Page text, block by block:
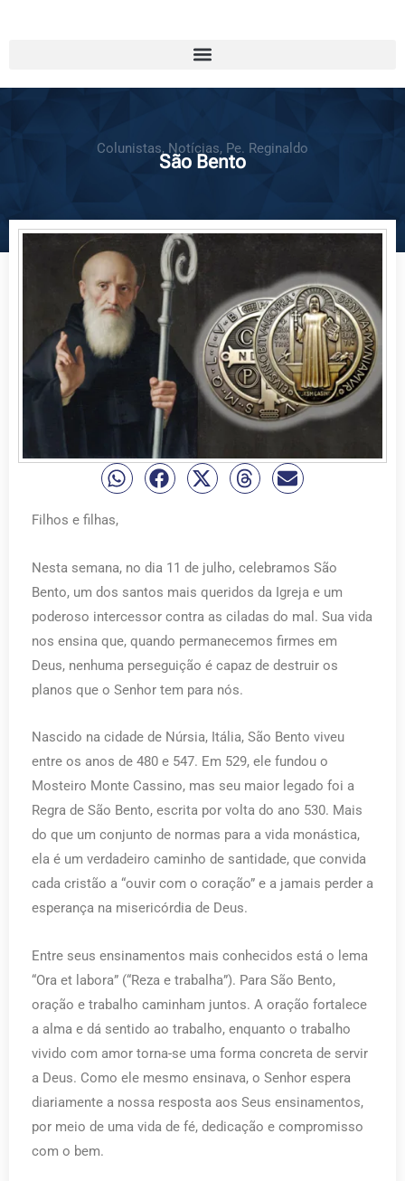
Colunistas, Notícias, Pe. Reginaldo
São Bento
Filhos e filhas,
Nesta semana, no dia 11 de julho, celebramos São
Bento, um dos santos mais queridos da Igreja e um
poderoso intercessor contra as ciladas do mal. Sua vida
nos ensina que, quando permanecemos firmes em
Deus, nenhuma perseguição é capaz de destruir os
planos que o Senhor tem para nós.
Nascido na cidade de Núrsia, Itália, São Bento viveu
entre os anos de 480 e 547. Em 529, ele fundou o
Mosteiro Monte Cassino, mas seu maior legado foi a
Regra de São Bento, escrita por volta do ano 530. Mais
do que um conjunto de normas para a vida monástica,
ela é um verdadeiro caminho de santidade, que convida
cada cristão a “ouvir com o coração” e a jamais perder a
esperança na misericórdia de Deus.
Entre seus ensinamentos mais conhecidos está o lema
“Ora et labora” (“Reza e trabalha”). Para São Bento,
oração e trabalho caminham juntos. A oração fortalece
a alma e dá sentido ao trabalho, enquanto o trabalho
vivido com amor torna-se uma forma concreta de servir
a Deus. Como ele mesmo ensinava, o Senhor espera
diariamente a nossa resposta aos Seus ensinamentos,
por meio de uma vida de fé, dedicação e compromisso
com o bem.